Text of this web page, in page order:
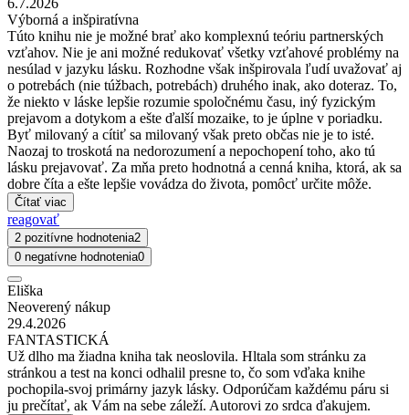
6.7.2026
Výborná a inšpiratívna
Túto knihu nie je možné brať ako komplexnú teóriu partnerských
vzťahov. Nie je ani možné redukovať všetky vzťahové problémy na
nesúlad v jazyku lásku. Rozhodne však inšpirovala ľudí uvažovať aj
o potrebách (nie túžbach, potrebách) druhého inak, ako doteraz. To,
že niekto v láske lepšie rozumie spoločnému času, iný fyzickým
prejavom a dotykom a ešte ďalší mozaike, to je úplne v poriadku.
Byť milovaný a cítiť sa milovaný však preto občas nie je to isté.
Naozaj to troskotá na nedorozumení a nepochopení toho, ako tú
lásku prejavovať. Za mňa preto hodnotná a cenná kniha, ktorá, ak sa
dobre číta a ešte lepšie vovádza do života, pomôcť určite môže.
Čítať viac
reagovať
2 pozitívne hodnotenia2
0 negatívne hodnotenia0
Eliška
Neoverený nákup
29.4.2026
FANTASTICKÁ
Už dlho ma žiadna kniha tak neoslovila. Hltala som stránku za
stránkou a test na konci odhalil presne to, čo som vďaka knihe
pochopila-svoj primárny jazyk lásky. Odporúčam každému páru si
ju prečítať, ak Vám na sebe záleží. Autorovi zo srdca ďakujem.